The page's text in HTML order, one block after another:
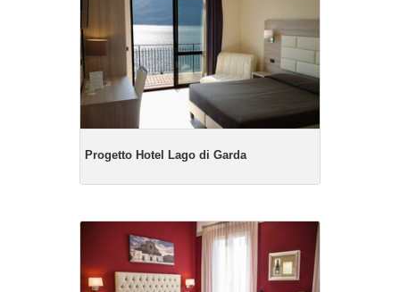
Progetto Hotel Lago di Garda